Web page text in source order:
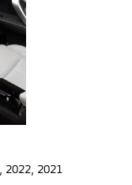
2022, 2021